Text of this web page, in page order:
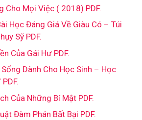
Cho Mọi Việc ( 2018) PDF.
Học Đáng Giá Về Giàu Có – Túi
Sỹ PDF.
Của Gái Hư PDF.
Dành Cho Học Sinh – Học
Của Những Bí Mật PDF.
Đàm Phán Bất Bại PDF.